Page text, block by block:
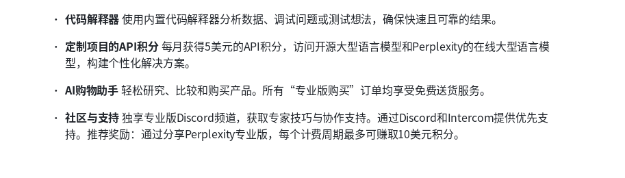
代码解释器 使用内置代码解释器分析数据、调试问题或测试想法，确保快速且可靠的结果。
定制项目的API积分 每月获得5美元的API积分，访问开源大型语言模型和Perplexity的在线大型语言模
型，构建个性化解决方案。
AI购物助手 轻松研究、比较和购买产品。所有“专业版购买”订单均享受免费送货服务。
社区与支持 独享专业版Discord频道，获取专家技巧与协作支持。通过Discord和Intercom提供优先支
持。推荐奖励：通过分享Perplexity专业版，每个计费周期最多可赚取10美元积分。